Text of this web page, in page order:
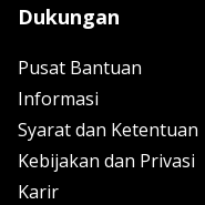
Dukungan
Pusat Bantuan
Informasi
Syarat dan Ketentuan
Kebijakan dan Privasi
Karir